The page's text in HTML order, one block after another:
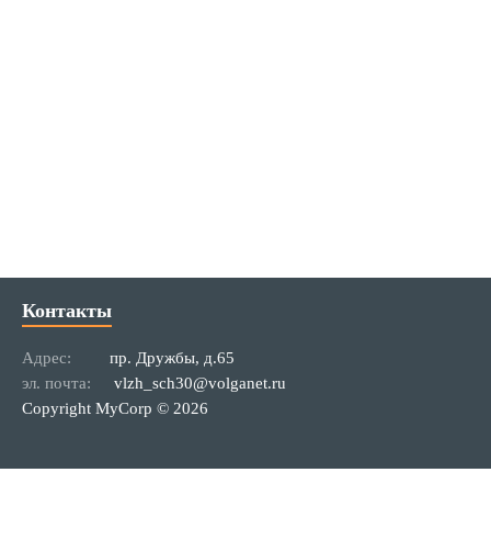
Контакты
Адрес:
пр. Дружбы, д.65
эл. почта:
vlzh_sch30@volganet.ru
Copyright MyCorp © 2026